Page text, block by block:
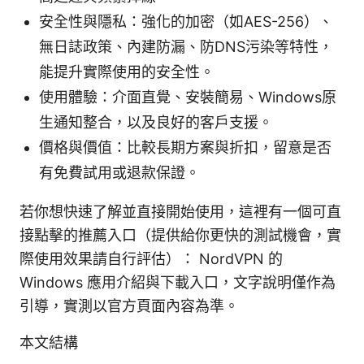
安全性與隱私：強化的加密（如AES-256）、
無日誌政策、內建防漏、防DNS污染等特性，
能提升實際使用的安全性。
使用體驗：介面直覺、安裝簡易、Windows原
生通知整合，以及良好的客戶支援。
價格與價值：比較長期方案與折扣，留意是否
有免費試用或退款保證。
若你想快速了解並直接開始使用，這裡有一個可直
接點擊的推薦入口（提供給你更快的測試機會，實
際使用效果請自行評估）： NordVPN 的
Windows 應用介紹與下載入口，文字說明僅作為
引導，實測以官方頁面內容為準。
本文結構